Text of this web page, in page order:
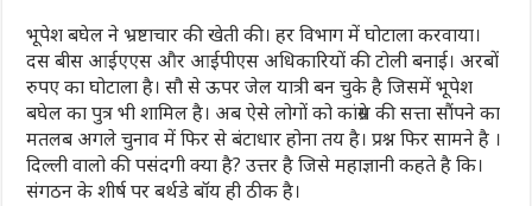
भूपेश बघेल ने भ्रष्टाचार की खेती की। हर विभाग में घोटाला करवाया।
दस बीस आईएएस और आईपीएस अधिकारियों की टोली बनाई। अरबों
रुपए का घोटाला है। सौ से ऊपर जेल यात्री बन चुके है जिसमें भूपेश
बघेल का पुत्र भी शामिल है। अब ऐसे लोगों को कांग्रेस की सत्ता सौंपने का
मतलब अगले चुनाव में फिर से बंटाधार होना तय है। प्रश्न फिर सामने है ।
दिल्ली वालो की पसंदगी क्या है? उत्तर है जिसे महाज्ञानी कहते है कि।
संगठन के शीर्ष पर बर्थडे बॉय ही ठीक है।